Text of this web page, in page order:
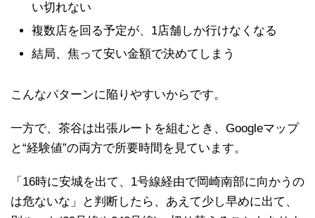
い切れない
複数店を回る予定が、1店舗しか行けなくなる
結局、焦って安い金額で決めてしまう
こんなパターンに陥りやすいからです。
一方で、茶谷は出張ルートを組むとき、Googleマップ
と“経験値”の両方で所要時間を見ています。
「16時に安城を出て、1号線経由で岡崎南部に向かうの
は危ないな」と判断したら、あえて少し早めに出て、